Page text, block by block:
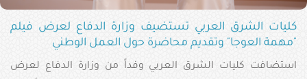
كليات الشرق العربي تستضيف وزارة الدفاع لعرض فيلم
"مهمة العوجا" وتقديم محاضرة حول العمل الوطني
استضافت كليات الشرق العربي وفداً من وزارة الدفاع لعرض